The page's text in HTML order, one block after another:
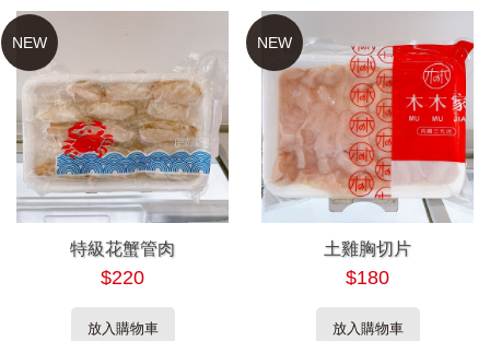
NEW
特級花蟹管肉
$220
放入購物車
NEW
土雞胸切片
$180
放入購物車